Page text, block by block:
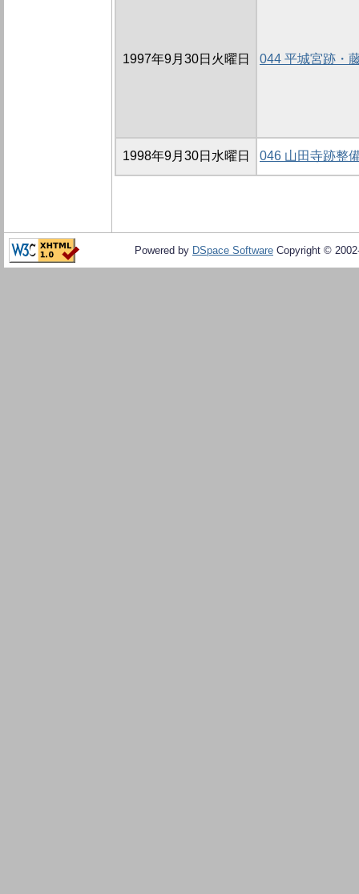
1997年9月30日火曜日 044 平城宮跡・
1998年9月30日水曜日 046 山田寺跡整
Powered by DSpace Software Copyright ©